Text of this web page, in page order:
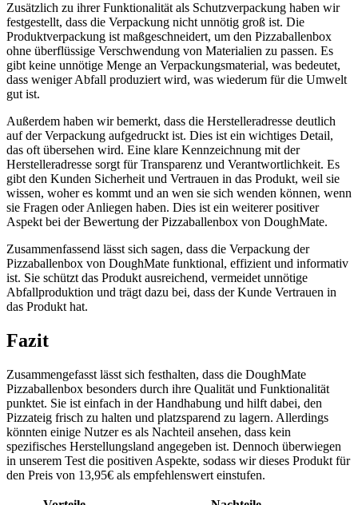
Zusätzlich zu ihrer Funktionalität als Schutzverpackung haben wir
festgestellt, dass die Verpackung nicht unnötig groß ist. Die
Produktverpackung ist maßgeschneidert, um den Pizzaballenbox
ohne überflüssige Verschwendung von Materialien zu passen. Es
gibt keine unnötige Menge an Verpackungsmaterial, was bedeutet,
dass weniger Abfall produziert wird, was wiederum für die Umwelt
gut ist.
Außerdem haben wir bemerkt, dass die Herstelleradresse deutlich
auf der Verpackung aufgedruckt ist. Dies ist ein wichtiges Detail,
das oft übersehen wird. Eine klare Kennzeichnung mit der
Herstelleradresse sorgt für Transparenz und Verantwortlichkeit. Es
gibt den Kunden Sicherheit und Vertrauen in das Produkt, weil sie
wissen, woher es kommt und an wen sie sich wenden können, wenn
sie Fragen oder Anliegen haben. Dies ist ein weiterer positiver
Aspekt bei der Bewertung der Pizzaballenbox von DoughMate.
Zusammenfassend lässt sich sagen, dass die Verpackung der
Pizzaballenbox von DoughMate funktional, effizient und informativ
ist. Sie schützt das Produkt ausreichend, vermeidet unnötige
Abfallproduktion und trägt dazu bei, dass der Kunde Vertrauen in
das Produkt hat.
Fazit
Zusammengefasst lässt sich festhalten, dass die DoughMate
Pizzaballenbox besonders durch ihre Qualität und Funktionalität
punktet. Sie ist einfach in der Handhabung und hilft dabei, den
Pizzateig frisch zu halten und platzsparend zu lagern. Allerdings
könnten einige Nutzer es als Nachteil ansehen, dass kein
spezifisches Herstellungsland angegeben ist. Dennoch überwiegen
in unserem Test die positiven Aspekte, sodass wir dieses Produkt für
den Preis von 13,95€ als empfehlenswert einstufen.